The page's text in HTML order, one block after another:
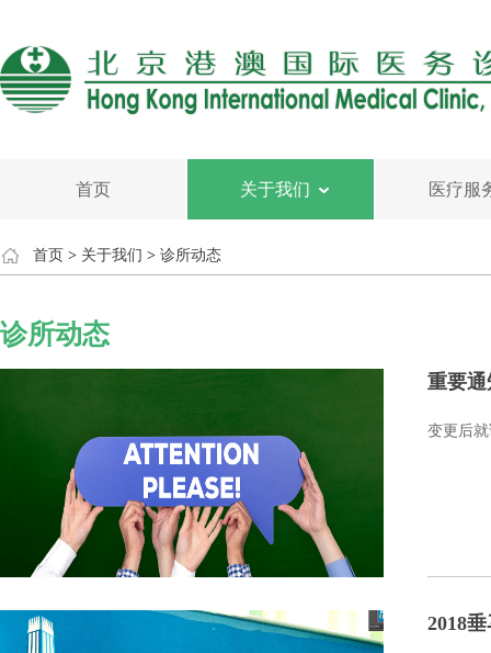
首页 关于我们 医疗服
首页 > 关于我们 > 诊所动态
诊所动态
重要
变更后就
2018